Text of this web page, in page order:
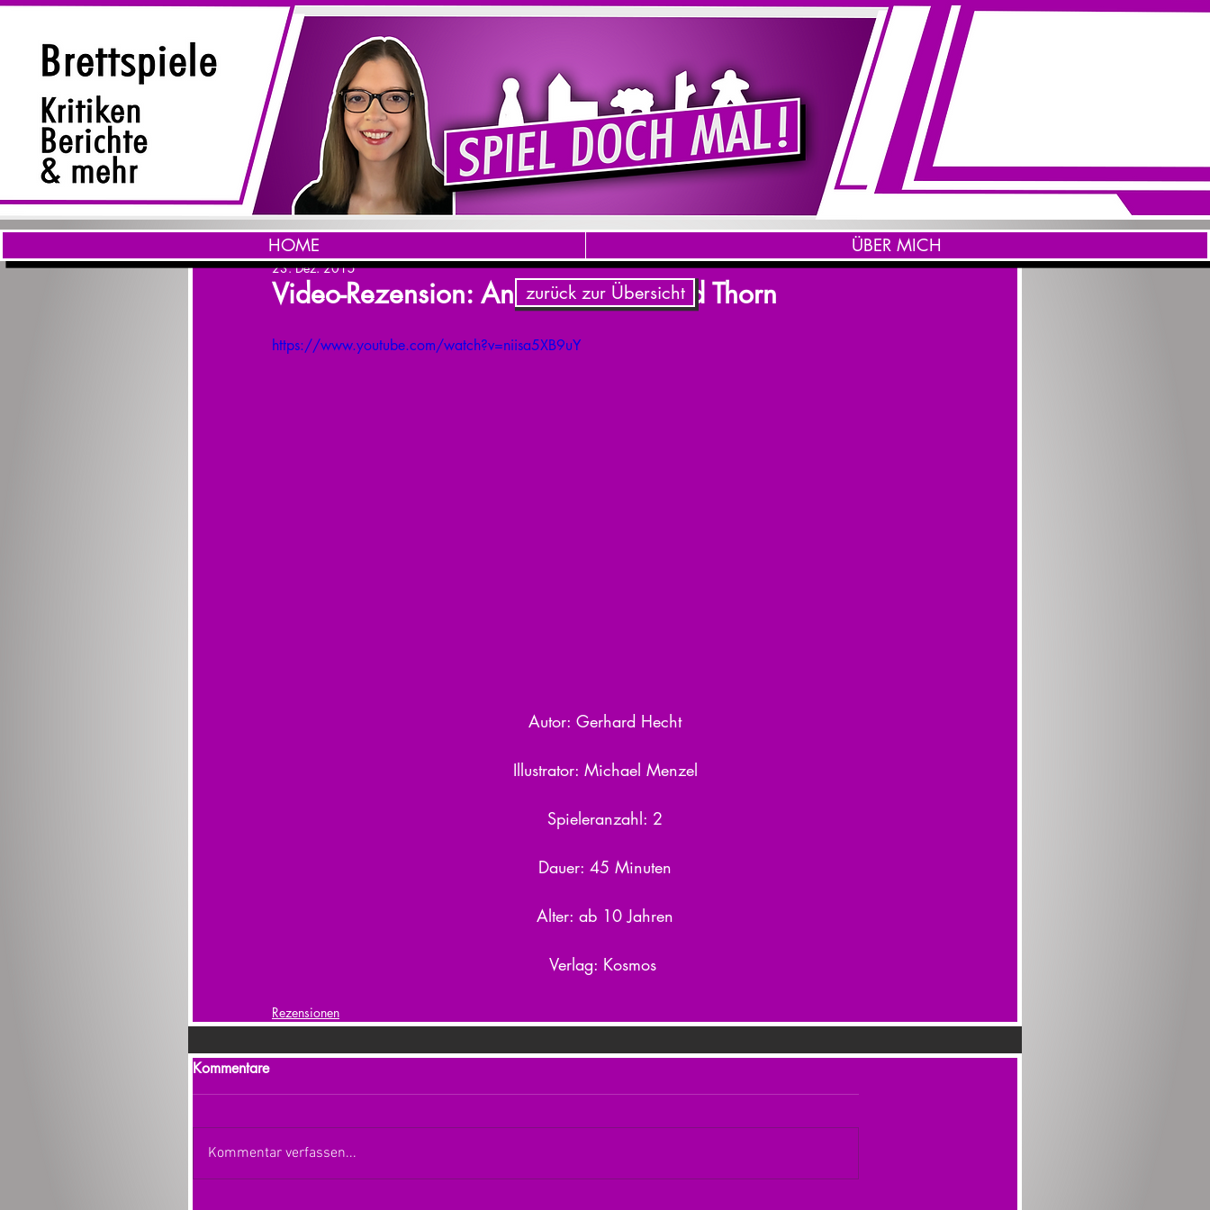
Video-Rezension: Andor - Chada und Thorn
23. Dez. 2015
https://www.youtube.com/watch?v=niisa5XB9uY
Autor: Gerhard Hecht
Illustrator: Michael Menzel
Spieleranzahl: 2
Dauer: 45 Minuten
Alter: ab 10 Jahren
Verlag: Kosmos
Rezensionen
Kommentare
Kommentar verfassen...
zurück zur Übersicht
HOME ÜBER MICH